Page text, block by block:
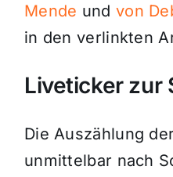
Mende und von
in den verlinkten
Liveticker zur
Die Auszählung
unmittelbar nach